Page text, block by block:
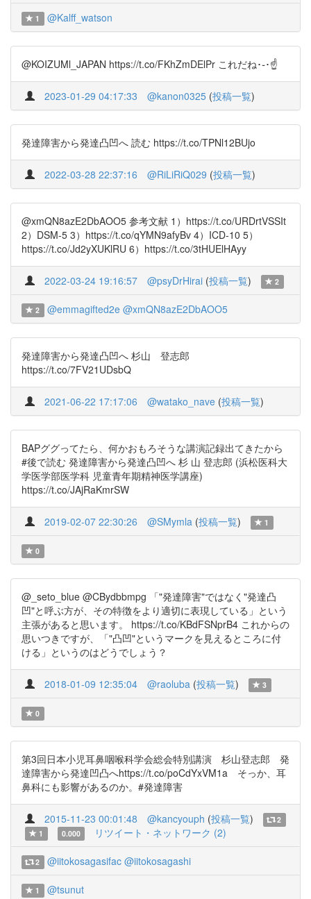
1 @Kalff_watson
@KOIZUMl_JAPAN https://t.co/FKhZmDElPr これだね･֊･︎☝
2023-01-29 04:17:33 @kanon0325 (投稿一覧)
発達障害から発達凸凹へ 読む https://t.co/TPNl12BUjo
2022-03-28 22:37:16 @RiLiRiQ029 (投稿一覧)
@xmQN8azE2DbAOO5 参考文献 1）https://t.co/URDrtVSSIt
2）DSM-5 3）https://t.co/qYMN9afyBv 4）ICD-10 5）
https://t.co/Jd2yXUKlRU 6）https://t.co/3tHUElHAyy
2022-03-24 19:16:57 @psyDrHirai (投稿一覧) 2
2 @emmagifted2e @xmQN8azE2DbAOO5
発達障害から発達凸凹へ 杉山 登志郎
https://t.co/7FV21UDsbQ
2021-06-22 17:17:06 @watako_nave (投稿一覧)
BAPググってたら、何かおもろそうな講演記録出てきたから
#後で読む 発達障害から発達凸凹へ 杉 山 登志郎 (浜松医科大
学医学部医学科 児童青年期精神医学講座)
https://t.co/JAjRaKmrSW
2019-02-07 22:30:26 @SMymla (投稿一覧) 1
0
@_seto_blue @CBydbbmpg 「"発達障害"ではなく"発達凸
凹"と呼ぶ方が、その特徴をより適切に表現している」という
主張があると思います。 https://t.co/KBdFSNprB4 これからの
思いつきですが、「"凸凹"というマークを見えるところに付
ける」というのはどうでしょう？
2018-01-09 12:35:04 @raoluba (投稿一覧) 3
0
第3回日本小児耳鼻咽喉科学会総会特別講演 杉山登志郎 発
達障害から発達凹凸へhttps://t.co/poCdYxVM1a そっか、耳
鼻科にも影響があるのか。#発達障害
2015-11-23 00:01:48 @kancyouph (投稿一覧)
2
1
0.000 リツイート・ネットワーク (2)
2 @iitokosagasifac @iitokosagashi
1 @tsunut